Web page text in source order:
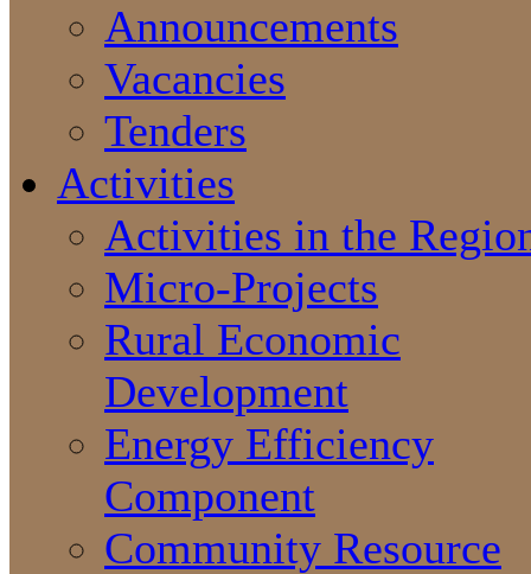
Announcements
Vacancies
Tenders
Activities
Activities in the
Micro-Projects
Rural Economic
Development
Energy Efficiency
Component
Community Resource